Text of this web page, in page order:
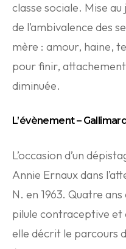
classe sociale. Mise au
de l’ambivalence des
mère : amour, haine,
pour finir,
diminuée.
L’évènement –
L’occasion d’un
Annie Ernaux dans
N. en 1963. Quatre
pilule contraceptive et
elle décrit le parcours